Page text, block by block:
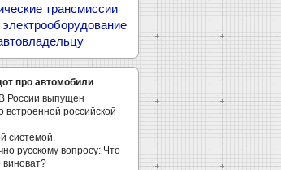
трансмиссии
про автомобили
России выпущен
встроенной российской
системой.
русскому вопросу: Что
виноват?